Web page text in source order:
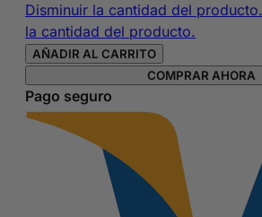
Disminuir la cantidad del producto.
la cantidad del producto.
AÑADIR AL CARRITO
COMPRAR AHORA
Pago seguro